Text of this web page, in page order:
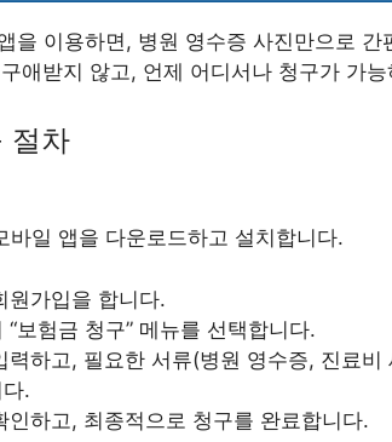
을 이용하면, 병원 영수증 사진만으로
애받지 않고, 언제 어디서나 청구가 가
절차
바일 앱을 다운로드하고 설치합니다.
원가입을 합니다.
“보험금 청구” 메뉴를 선택합니다.
력하고, 필요한 서류(병원 영수증, 진료비
.
인하고, 최종적으로 청구를 완료합니다.